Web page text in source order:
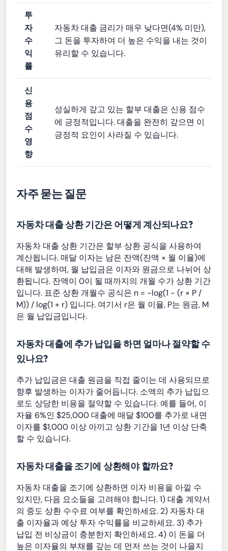
투
자
수
익
률
자동차 대출 금리가 매우 낮다면(4% 미만),
그 돈을 투자하여 더 높은 수익을 내는 것이
유리할 수 있습니다.
신
용
점
수
영
향
성실하게 갚고 있는 할부 대출은 신용 점수
에 긍정적입니다. 대출을 완전히 갚으면 이
긍정적 요인이 사라질 수 있습니다.
자주 묻는 질문
자동차 대출 상환 기간은 어떻게 계산되나요?
자동차 대출 상환 기간은 할부 상환 공식을 사용하여
계산됩니다. 매달 이자는 남은 잔액(잔액 × 월 이율)에
대해 발생하며, 월 납입금은 이자와 원금으로 나뉘어 상
환됩니다. 잔액이 0이 될 때까지의 개월 수가 상환 기간
입니다. 표준 상환 개월수 공식은 n = −log(1 − (r × P /
M)) / log(1 + r) 입니다. 여기서 r은 월 이율, P는 원금, M
은 월 납입금입니다.
자동차 대출에 추가 납입을 하면 얼마나 절약할 수
있나요?
추가 납입금은 대출 원금을 직접 줄이는 데 사용되므로
향후 발생하는 이자가 줄어듭니다. 소액의 추가 납입으
로도 상당한 비용을 절약할 수 있습니다. 예를 들어, 이
자율 6%인 $25,000 대출에 매달 $100를 추가로 내면
이자를 $1,000 이상 아끼고 상환 기간을 1년 이상 단축
할 수 있습니다.
자동차 대출을 조기에 상환해야 할까요?
자동차 대출을 조기에 상환하면 이자 비용을 아낄 수
있지만, 다음 요소들을 고려해야 합니다. 1) 대출 계약서
의 중도 상환 수수료 여부를 확인하세요. 2) 자동차 대
출 이자율과 예상 투자 수익률을 비교하세요. 3) 추가
납입 전 비상금이 충분한지 확인하세요. 4) 이 돈을 더
높은 이자율의 부채를 갚는 데 먼저 쓰는 것이 나을지